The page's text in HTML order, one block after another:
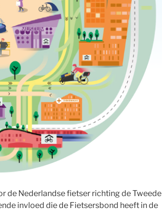
de Nederlandse fietser richting de Tweede
invloed die de Fietsersbond heeft in de